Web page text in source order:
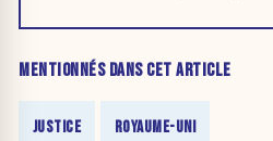
MENTIONNÉS DANS CET ARTICLE
JUSTICE ROYAUME-UNI